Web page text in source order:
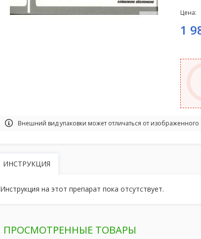
Цена:
1
Внешний вид упаковки может отличаться от изображенного
ИНСТРУКЦИЯ
Инструкция на этот препарат пока отсутствует.
ПРОСМОТРЕННЫЕ ТОВАРЫ